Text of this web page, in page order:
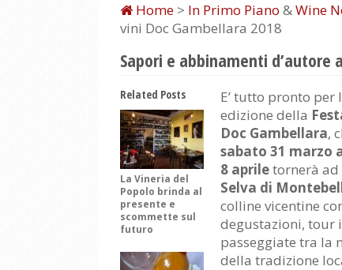
Home > In Primo Piano &Wine
vini Doc Gambellara 2018
Sapori e abbinamenti d’autore
E’ tutto pronto per
edizione della
Doc Gambellara,
sabato 31 marzo
8 apriletornerà
Selva di
colline vicentine
degustazioni, tour
passeggiate tra la
della tradizione
Related Posts
La Vineria del
Popolo brinda al
presente e
scommette sul
futuro